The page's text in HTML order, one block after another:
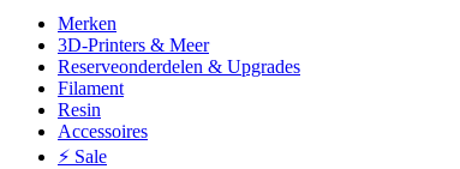
Merken
3D-Printers & Meer
Reserveonderdelen & Upgrades
Filament
Resin
Accessoires
⚡ Sale